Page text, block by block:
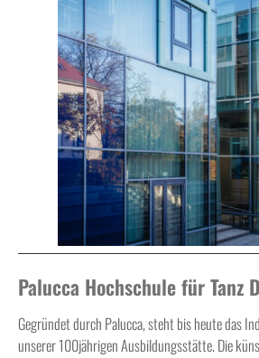
Palucca Hochschule für Tanz
Gegründet durch Palucca, steht bis heute das
unserer 100jährigen Ausbildungsstätte. Die